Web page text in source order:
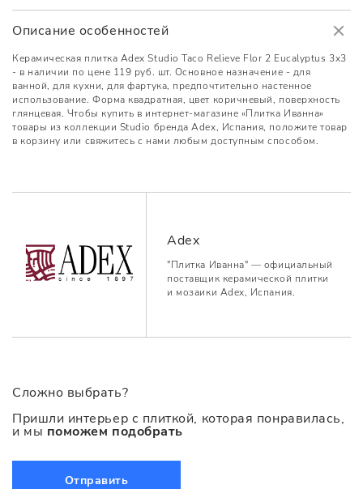
Описание особенностей
Керамическая плитка Adex Studio Taco Relieve Flor 2 Eucalyptus 3x3
- в наличии по цене 119 руб. шт. Основное назначение - для
ванной, для кухни, для фартука, предпочтительно настенное
использование. Форма квадратная, цвет коричневый, поверхность
глянцевая. Чтобы купить в интернет-магазине «Плитка Иванна»
товары из коллекции Studio бренда Adex, Испания, положите товар
в корзину или свяжитесь с нами любым доступным способом.
Adex
"Плитка Иванна" — официальный
поставщик керамической плитки
и мозаики Adex, Испания.
Сложно выбрать?
Пришли интерьер с плиткой, которая понравилась,
и мы поможем подобрать
Отправить